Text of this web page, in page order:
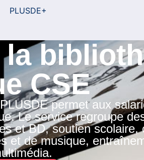
PLUSDE+
la
CSE
permet aux
Le service regroupe
et BD, soutien scolaire,
et de musique,